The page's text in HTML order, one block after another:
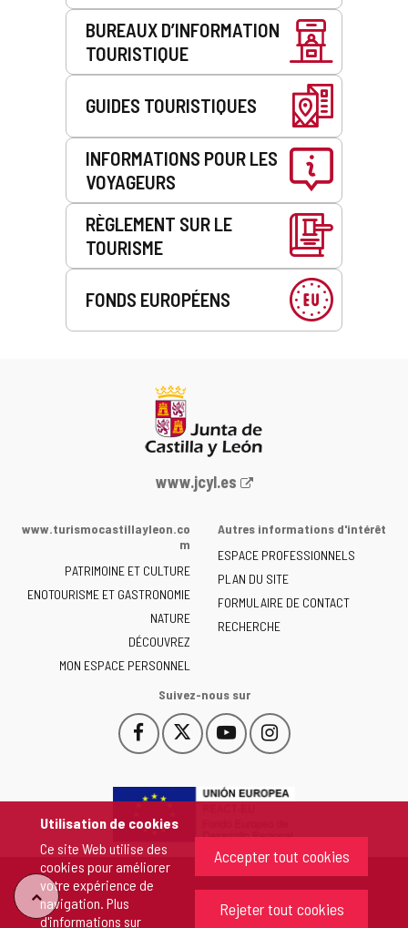
Utilisation de cookies
Ce site Web utilise des
cookies pour améliorer
votre expérience de
navigation. Plus
d'informations sur
Accepter tout cookies
Rejeter tout cookies
BUREAUX D’INFORMATION
TOURISTIQUE
GUIDES TOURISTIQUES
INFORMATIONS POUR LES
VOYAGEURS
RÈGLEMENT SUR LE
TOURISME
FONDS EUROPÉENS
Portail
la
de
Castilla
y
León
-
www.jcyl.es
www.turismocastillayleon.co
m
PATRIMOINE ET CULTURE
ENOTOURISME ET GASTRONOMIE
NATURE
DÉCOUVREZ
MON ESPACE PERSONNEL
Autres informations d'intérêt
ESPACE PROFESSIONNELS
PLAN DU SITE
FORMULAIRE DE CONTACT
RECHERCHE
Suivez-nous sur
Facebook
Este
enlace
abrirá
una
ventana
nueva.
Este
enlace
abrirá
ventana
nueva.
YouTube
Este
enlace
abrirá
ventana
nueva.
Instagram
Este
enlace
abrirá
ventana
nueva.
"Retour